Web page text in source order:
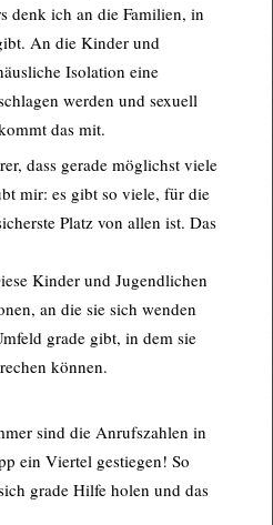
denk ich an die Familien, in
An die Kinder und
Isolation eine
werden und sexuell
das mit.
dass gerade möglichst viele
mir: es gibt so viele, für die
Platz von allen ist. Das
Kinder und Jugendlichen
an die sie sich wenden
grade gibt, in dem sie
können.
sind die Anrufszahlen in
ein Viertel gestiegen! So
grade Hilfe holen und das